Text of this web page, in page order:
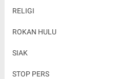
RELIGI
ROKAN HULU
SIAK
STOP PERS